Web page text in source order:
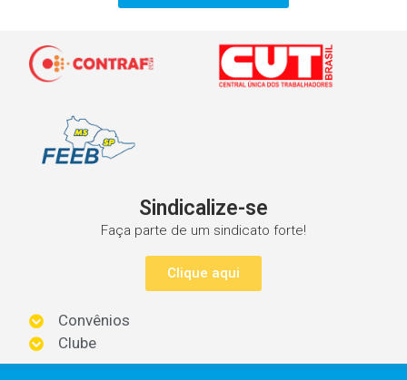
Sindicalize-se
Faça parte de um sindicato forte!
Clique aqui
Convênios
Clube